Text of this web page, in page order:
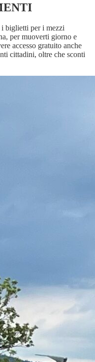
i biglietti per i mezzi
per muoverti giorno e
accesso gratuito anche
cittadini, oltre che sconti